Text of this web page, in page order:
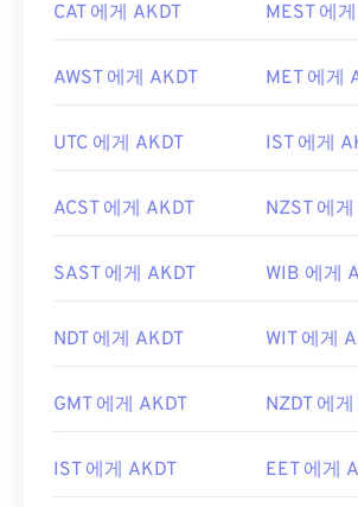
CAT 에게 AKDT MEST 에
AWST 에게 AKDT MET 에게
UTC 에게 AKDT IST 에게
ACST 에게 AKDT NZST 에
SAST 에게 AKDT WIB 에게
NDT 에게 AKDT WIT 에게
GMT 에게 AKDT NZDT 에
IST 에게 AKDT EET 에게